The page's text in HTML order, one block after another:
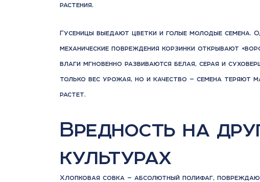
растения.
Гусеницы выедают цветки и голые молодые семена.
механические повреждения корзинки открывают
влаги мгновенно развиваются белая, серая и
только вес урожая, но и качество — семена теряют
растет.
Вредность на
культурах
Хлопковая совка — абсолютный полифаг,